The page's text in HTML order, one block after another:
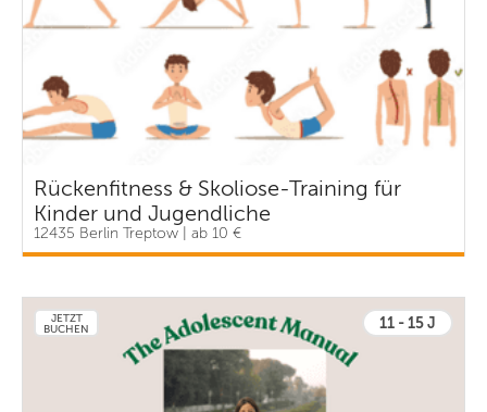
Rückenfitness & Skoliose-Training für
Kinder und Jugendliche
12435 Berlin Treptow | ab 10 €
JETZT
BUCHEN
11 - 15 J